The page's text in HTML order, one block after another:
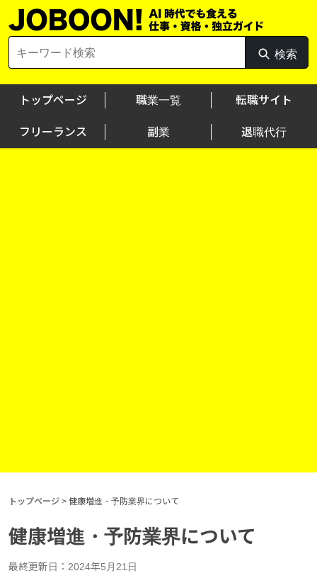
Skip
to
for:
検索
検
索
トップページ 職業一覧 転職サイト
フリーランス 副業 退職代行
トップページ > 健康増進・予防業界について
健康増進・予防業界について
最終更新日：2024年5月21日